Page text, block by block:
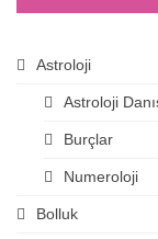
Astroloji
Astroloji
Burçlar
Numeroloji
Bolluk